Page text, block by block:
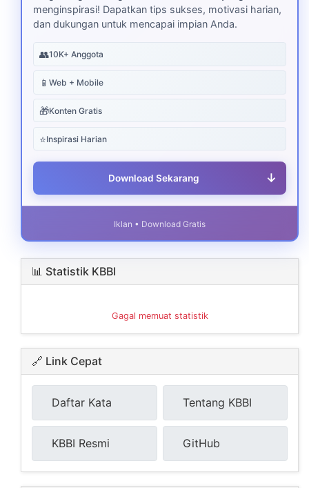
menginspirasi! Dapatkan tips sukses, motivasi harian,
dan dukungan untuk mencapai impian Anda.
👥10K+ Anggota
📱 Web + Mobile
🎁Konten Gratis
⭐Inspirasi Harian
Download Sekarang ↓
Iklan • Download Gratis
📊 Statistik KBBI
Gagal memuat statistik
🔗 Link Cepat
Daftar Kata Tentang KBBI
KBBI Resmi GitHub